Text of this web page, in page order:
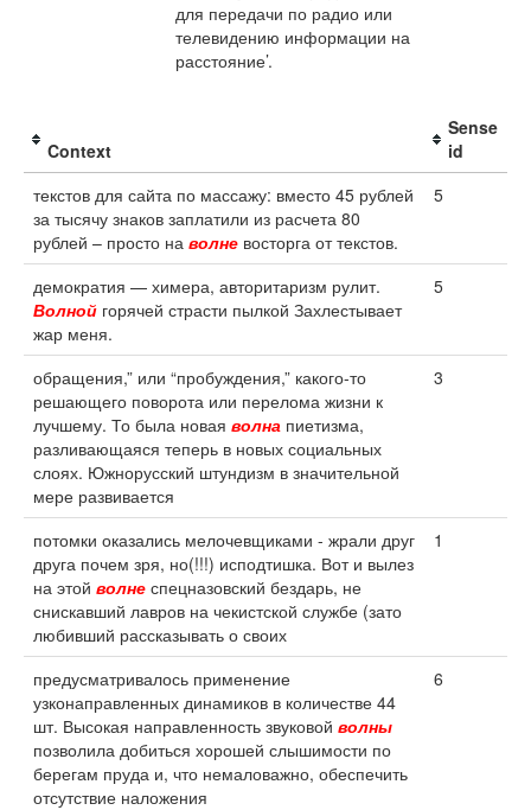
для передачи по радио или
телевидению информации на
расстояние’.
Context
Sense
id
текстов для сайта по массажу: вместо 45 рублей
за тысячу знаков заплатили из расчета 80
рублей – просто на волне восторга от текстов.
5
демократия — химера, авторитаризм рулит.
Волной горячей страсти пылкой Захлестывает
жар меня.
5
обращения,” или “пробуждения,” какого-то
решающего поворота или перелома жизни к
лучшему. То была новая волна пиетизма,
разливающаяся теперь в новых социальных
слоях. Южнорусский штундизм в значительной
мере развивается
3
потомки оказались мелочевщиками - жрали друг
друга почем зря, но(!!!) исподтишка. Вот и вылез
на этой волне спецназовский бездарь, не
снискавший лавров на чекистской службе (зато
любивший рассказывать о своих
1
предусматривалось применение
узконаправленных динамиков в количестве 44
шт. Высокая направленность звуковой волны
позволила добиться хорошей слышимости по
берегам пруда и, что немаловажно, обеспечить
отсутствие наложения
6